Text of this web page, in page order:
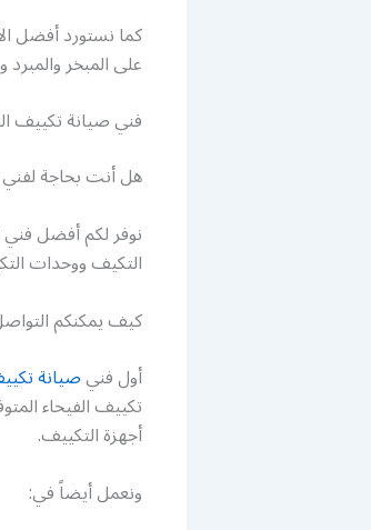
كما نستورد أفضل
على المبخر
فني صيانة تكييف
هل أنت بحاجة
نوفر لكم أفضل
التكيف ووحدات
كيف يمكنكم
أول فنيصيانة
تكييف الفيحاء
أجهزة التكييف.
ونعمل أيضاً في: